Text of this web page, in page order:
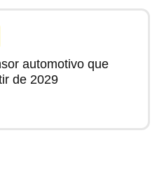
automotivo que
de 2029